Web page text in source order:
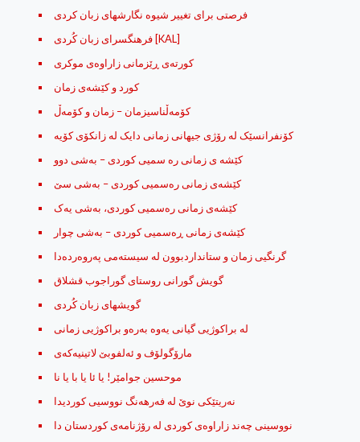
فرصتی برای تغییر شیوه نگارشهای زبان کردی
فرهنگسرای زبان کُردی [KAL]
كورته‌ی ڕێزمانی زاراوه‌ی موكری
کورد و کێشه‌ی زمان
کۆمه‌ڵناسیزمان – زمان و کۆمه‌ڵ
کۆنفرانسێک لە رۆژى جیهانى زمانى دایک لە زانکۆى کۆیە
کێشه ی زمانی ره سمیی کوردی – به‌شی دوو
کێشه‌ی زمانی ره‌سمیی کوردی – به‌شی سێ
کێشه‌ی زمانی ره‌سمیی کوردی، به‌شی یه‌ک
کێشه‌ی زمانی ڕه‌سمیی کوردی – به‌شی چوار
گرنگیی زمان و ستانداردبوون له‌ سیسته‌می په‌روه‌رده‌دا
گویش گورانی روستای گوراجوب قشلاق
گویشهای زبان کُردی
له‌ براکوژیی گیانی یه‌وه‌ به‌ره‌و براکوژیی زمانی
مارۆگولۆف و ئه‌لفوبێ لاتینیه‌که‌ی
موحسین جوامێر! یا ئا یا با یا نا
نه‌ریتێکی نوێ له‌ فه‌رهه‌نگ نووسیی کوردیدا
نووسینی چه‌ند زاراوه‌ی کوردی له رۆژنامه‌ی کوردستان دا